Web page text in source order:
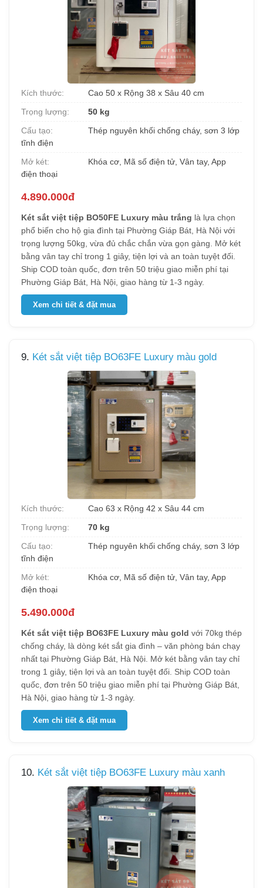
Kích thước:
Cao 50 x Rộng 38 x Sâu 40 cm
Trọng lượng:
50 kg
Cấu tạo:
Thép nguyên khối chống cháy, sơn 3 lớp
tĩnh điện
Mở két:
Khóa cơ, Mã số điện tử, Vân tay, App
điện thoại
4.890.000đ
Két sắt việt tiệp BO50FE Luxury màu trắng là lựa chọn
phổ biến cho hộ gia đình tại Phường Giáp Bát, Hà Nội với
trọng lượng 50kg, vừa đủ chắc chắn vừa gọn gàng. Mở két
bằng vân tay chỉ trong 1 giây, tiện lợi và an toàn tuyệt đối.
Ship COD toàn quốc, đơn trên 50 triệu giao miễn phí tại
Phường Giáp Bát, Hà Nội, giao hàng từ 1-3 ngày.
Xem chi tiết & đặt mua
9. Két sắt việt tiệp BO63FE Luxury màu gold
Kích thước:
Cao 63 x Rộng 42 x Sâu 44 cm
Trọng lượng:
70 kg
Cấu tạo:
Thép nguyên khối chống cháy, sơn 3 lớp
tĩnh điện
Mở két:
Khóa cơ, Mã số điện tử, Vân tay, App
điện thoại
5.490.000đ
Két sắt việt tiệp BO63FE Luxury màu gold với 70kg thép
chống cháy, là dòng két sắt gia đình – văn phòng bán chạy
nhất tại Phường Giáp Bát, Hà Nội. Mở két bằng vân tay chỉ
trong 1 giây, tiện lợi và an toàn tuyệt đối. Ship COD toàn
quốc, đơn trên 50 triệu giao miễn phí tại Phường Giáp Bát,
Hà Nội, giao hàng từ 1-3 ngày.
Xem chi tiết & đặt mua
10. Két sắt việt tiệp BO63FE Luxury màu xanh